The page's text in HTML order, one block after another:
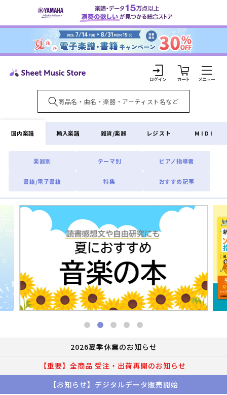
ンツに
ロ
グ
イ
ン
カ
ー
ト
国内楽譜
楽器別 テーマ別 ピアノ指導者
書籍/電子書籍 特集 おすすめ記事
輸入楽譜 雑貨/楽器 レジスト MIDI
2026夏季休業のお知らせ
【重要】全商品 受注・出荷再開のお知らせ
【お知らせ】デジタルデータ販売開始